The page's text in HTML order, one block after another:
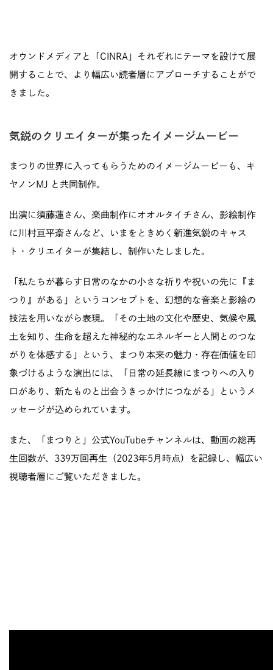
オウンドメディアと「CINRA」それぞれにテーマを設けて展
開することで、より幅広い読者層にアプローチすることがで
きました。
気鋭のクリエイターが集ったイメージムービー
まつりの世界に入ってもらうためのイメージムービーも、キ
ヤノンMJ と共同制作。
出演に須藤蓮さん、楽曲制作にオオルタイチさん、影絵制作
に川村亘平斎さんなど、いまをときめく新進気鋭のキャス
ト・クリエイターが集結し、制作いたしました。
「私たちが暮らす日常のなかの小さな祈りや祝いの先に『ま
つり』がある」というコンセプトを、幻想的な音楽と影絵の
技法を用いながら表現。「その土地の文化や歴史、気候や風
土を知り、生命を超えた神秘的なエネルギーと人間とのつな
がりを体感する」という、まつり本来の魅力・存在価値を印
象づけるような演出には、「日常の延長線にまつりへの入り
口があり、新たものと出会うきっかけにつながる」というメ
ッセージが込められています。
また、「まつりと」公式YouTubeチャンネルは、動画の総再
生回数が、339万回再生（2023年5月時点）を記録し、幅広い
視聴者層にご覧いただきました。